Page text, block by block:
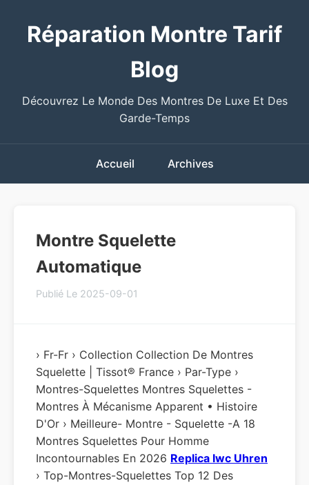
Réparation Montre Tarif
Blog
Découvrez Le Monde Des Montres De Luxe Et Des
Garde-Temps
Accueil Archives
Montre Squelette
Automatique
Publié Le 2025-09-01
› Fr-Fr › Collection Collection De Montres
Squelette | Tissot® France › Par-Type ›
Montres-Squelettes Montres Squelettes -
Montres À Mécanisme Apparent • Histoire
D'Or › Meilleure- Montre - Squelette -a 18
Montres Squelettes Pour Homme
Incontournables En 2026 Replica Iwc Uhren
› Top-Montres-Squelettes Top 12 Des